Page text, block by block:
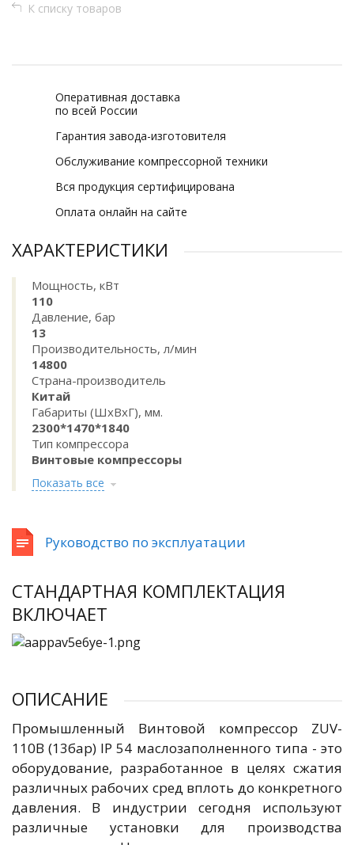
К списку товаров
Оперативная доставка
по всей России
Гарантия завода-изготовителя
Обслуживание компрессорной техники
Вся продукция сертифицирована
Оплата онлайн на сайте
ХАРАКТЕРИСТИКИ
Мощность, кВт
110
Давление, бар
13
Производительность, л/мин
14800
Страна-производитель
Китай
Габариты (ШхВхГ), мм.
2300*1470*1840
Тип компрессора
Винтовые компрессоры
Показать все
Руководство по эксплуатации
СТАНДАРТНАЯ КОМПЛЕКТАЦИЯ
ВКЛЮЧАЕТ
ОПИСАНИЕ
Промышленный Винтовой компрессор ZUV-
110B (13бар) IP 54 маслозаполненного типа - это
оборудование, разработанное в целях сжатия
различных рабочих сред вплоть до конкретного
давления. В индустрии сегодня используют
различные установки для производства